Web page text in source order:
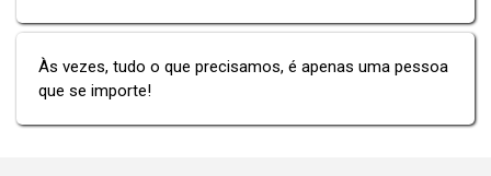
Às vezes, tudo o que precisamos, é apenas uma pessoa
que se importe!